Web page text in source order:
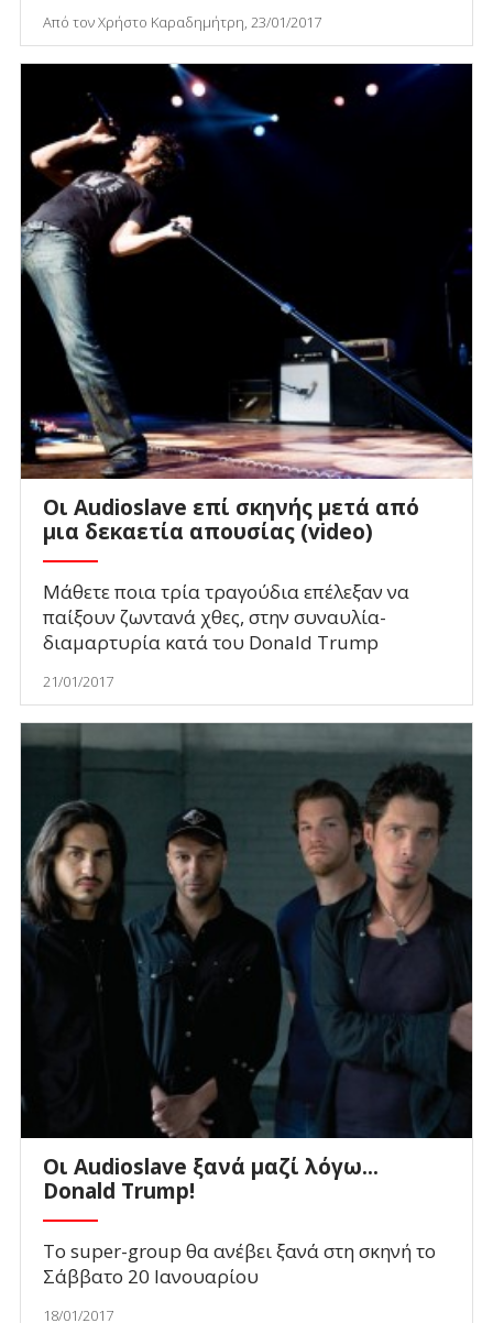
Από τον Χρήστο Καραδημήτρη, 23/01/2017
Οι Audioslave επί σκηνής μετά από
μια δεκαετία απουσίας (video)
Μάθετε ποια τρία τραγούδια επέλεξαν να
παίξουν ζωντανά χθες, στην συναυλία-
διαμαρτυρία κατά του Donald Trump
21/01/2017
Οι Audioslave ξανά μαζί λόγω...
Donald Trump!
To super-group θα ανέβει ξανά στη σκηνή το
Σάββατο 20 Ιανουαρίου
18/01/2017